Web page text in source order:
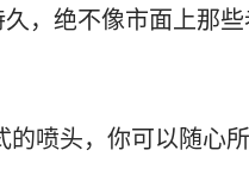
，绝不像市面上那些
的喷头，你可以随心所